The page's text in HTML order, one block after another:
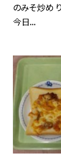
のみそ炒め
今日...